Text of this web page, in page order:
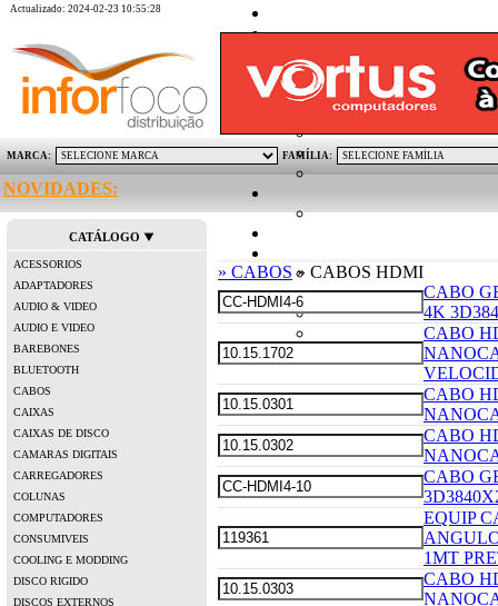
Actualizado: 2024-02-23 10:55:28
MARCA: FAMÍLIA:
NOVIDADES:
CATÁLOGO
ACESSORIOS
ADAPTADORES
AUDIO & VIDEO
AUDIO E VIDEO
BAREBONES
BLUETOOTH
CABOS
CAIXAS
CAIXAS DE DISCO
CAMARAS DIGITAIS
CARREGADORES
COLUNAS
COMPUTADORES
CONSUMIVEIS
COOLING E MODDING
DISCO RIGIDO
DISCOS EXTERNOS
» CABOS » CABOS HDMI
CABO
4K
CABO
CABO
CABO
CABO
EQUIP
1MT
CABO